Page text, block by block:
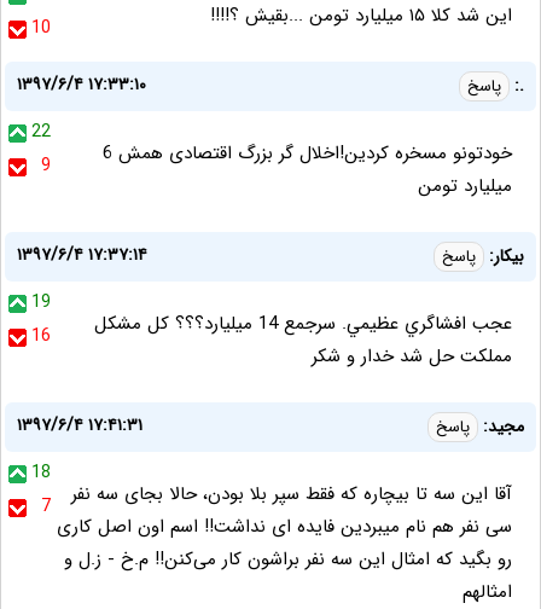
10
این شد کلا ۱۵ میلیارد تومن ...بقیش ؟!!!!
.: پاسخ
۱۳۹۷/۶/۴ ۱۷:۳۳:۱۰
22
9
خودتونو مسخره کردین!اخلال گر بزرگ اقتصادی همش 6
میلیارد تومن
بيکار: پاسخ
۱۳۹۷/۶/۴ ۱۷:۳۷:۱۴
19
16
عجب افشاگري عظيمي. سرجمع 14 ميليارد؟؟؟ کل مشکل
مملکت حل شد خدار و شکر
مجید: پاسخ
۱۳۹۷/۶/۴ ۱۷:۴۱:۳۱
18
7
آقا این سه تا بیچاره که فقط سپر بلا بودن، حالا بجای سه نفر
سی نفر هم نام میبردین فایده ای نداشت!! اسم اون اصل کاری
رو بگید که امثال این سه نفر براشون کار می‌کنن!! م.خ - ز.ل و
امثالهم